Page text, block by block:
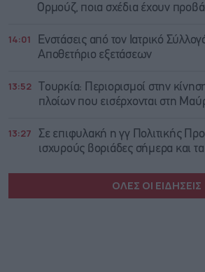
Ορμούζ, ποια σχέδια έχουν
14:01
Ενστάσεις από τον Ιατρικό
Αποθετήριο εξετάσεων
13:52
Τουρκία: Περιορισμοί στην
πλοίων που εισέρχονται στη
13:27
Σε επιφυλακή η γγ Πολιτικής
ισχυρούς βοριάδες σήμερα και
ΟΛΕΣ ΟΙ ΕΙΔΗΣΕΙΣ